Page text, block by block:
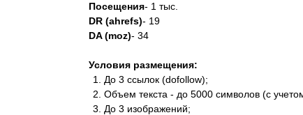
Посещения- 1 тыс.
DR (ahrefs)- 19
DA (moz)- 34
Условия размещения:
До 3 ссылок (dofollow);
Объем текста - до 5000 символов (с
До 3 изображений;